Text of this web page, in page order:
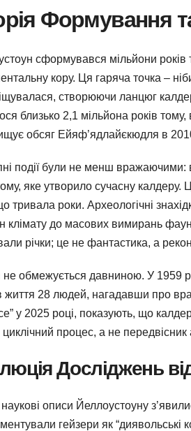
Формування
сформувався мільйони років
кору. Ця гаряча точка –
створюючи ланцюг
близько 2,1 мільйона років
обсяг Ейяф’ядлайєкюдля в
події були не менш вражаючими:
яке утворило сучасну
тривала роки. Археологічні
клімату до масових вимирань
річки; це не фантастика, а
не обмежується давниною. У 1959
життя 28 людей, нагадавши про
у 2025 році, показують, що
процес, а не передвісник
Досліджень
описи Йеллоустоуну
гейзери як “диявольські